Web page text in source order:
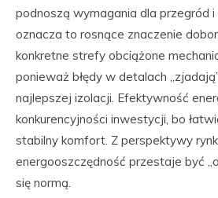
podnoszą wymagania dla przegród
oznacza to rosnące znaczenie
konkretne strefy obciążone
ponieważ błędy w detalach
najlepszej izolacji. Efektywność
konkurencyjności inwestycji, bo
stabilny komfort. Z perspektywy
energooszczędność przestaje być
się normą.